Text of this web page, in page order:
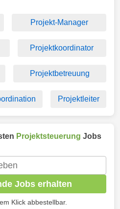
Projekt-Manager
Projektkoordinator
Projektbetreuung
Projektleiter
Projektsteuerung Jobs
Jobs erhalten
Klick abbestellbar.